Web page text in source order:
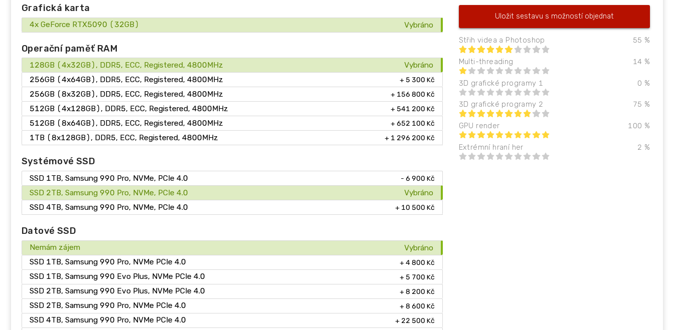
Grafická karta
4x GeForce RTX5090 (32GB) Vybráno
Operační paměť RAM
128GB (4x32GB), DDR5, ECC, Registered, 4800MHz
Vybráno
256GB (4x64GB), DDR5, ECC, Registered, 4800MHz
+ 5 300 Kč
256GB (8x32GB), DDR5, ECC, Registered, 4800MHz + 156 800 Kč
512GB (4x128GB), DDR5, ECC, Registered, 4800MHz + 541 200 Kč
512GB (8x64GB), DDR5, ECC, Registered, 4800MHz + 652 100 Kč
1TB (8x128GB), DDR5, ECC, Registered, 4800MHz + 1 296 200 Kč
Systémové SSD
SSD 1TB, Samsung 990 Pro, NVMe, PCIe 4.0 - 6 900 Kč
SSD 2TB, Samsung 990 Pro, NVMe, PCIe 4.0
Vybráno
SSD 4TB, Samsung 990 Pro, NVMe, PCIe 4.0
+ 10 500 Kč
Datové SSD
Nemám zájem
Vybráno
SSD 1TB, Samsung 990 Pro, NVMe PCIe 4.0
+ 4 800 Kč
SSD 1TB, Samsung 990 Evo Plus, NVMe PCIe 4.0 + 5 700 Kč
SSD 2TB, Samsung 990 Evo Plus, NVMe PCIe 4.0 + 8 200 Kč
SSD 2TB, Samsung 990 Pro, NVMe PCIe 4.0 + 8 600 Kč
SSD 4TB, Samsung 990 Pro, NVMe PCIe 4.0 + 22 500 Kč
Uložit sestavu s možností objednat
Střih videa a Photoshop 55 %
Multi-threading 14 %
3D grafické programy 1 0 %
3D grafické programy 2 75 %
GPU render 100 %
Extrémní hraní her 2 %